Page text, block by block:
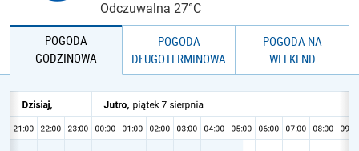
Odczuwalna 27°C
POGODA
GODZINOWA
POGODA
DŁUGOTERMINOWA
POGODA NA
WEEKEND